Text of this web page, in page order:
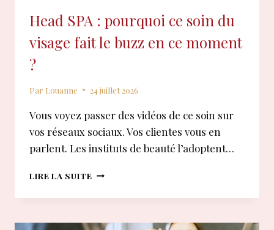
Head SPA : pourquoi ce soin du
visage fait le buzz en ce moment
?
Par Louanne 24 juillet 2026
Vous voyez passer des vidéos de ce soin sur
vos réseaux sociaux. Vos clientes vous en
parlent. Les instituts de beauté l’adoptent…
LIRE LA SUITE HEAD
:
CE